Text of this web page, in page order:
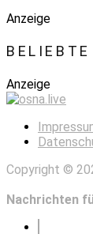
Anzeige
Anzeige
Copyright ©
Nachrichten